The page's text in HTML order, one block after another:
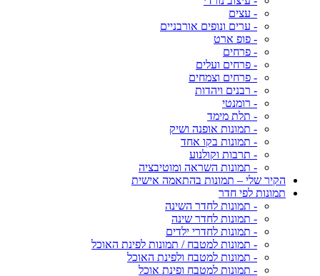
- עצים
- ערים ונופים אורבניים
- פופ ארט
- פרחים
- פרחים ועלים
- פרחים וצמחים
- רבנים ויהדות
- רומנטי
- תלת מימד
- תמונות אופנה ושיק
- תמונות בקו אחד
- תרבות וקולנוע
- תמונות השראה ומוטיבציה
הקיר שלי – תמונות בהתאמה אישית
תמונות לפי חדר
- תמונות לחדר השינה
- תמונות לחדר שינה
- תמונות לחדרי ילדים
- תמונות למטבח / תמונות לפינת האוכל
- תמונות למטבח ולפינת האוכל
- תמונות למטבח ופינת אוכל